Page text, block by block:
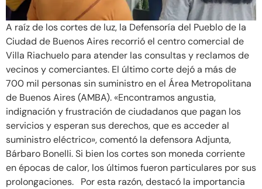
A raíz de los cortes de luz, la Defensoría del Pueblo de la
Ciudad de Buenos Aires recorrió el centro comercial de
Villa Riachuelo para atender las consultas y reclamos de
vecinos y comerciantes. El último corte dejó a más de
700 mil personas sin suministro en el Área Metropolitana
de Buenos Aires (AMBA). «Encontramos angustia,
indignación y frustración de ciudadanos que pagan los
servicios y esperan sus derechos, que es acceder al
suministro eléctrico», comentó la defensora Adjunta,
Bárbaro Bonelli. Si bien los cortes son moneda corriente
en épocas de calor, los últimos fueron particulares por sus
prolongaciones. Por esta razón, destacó la importancia